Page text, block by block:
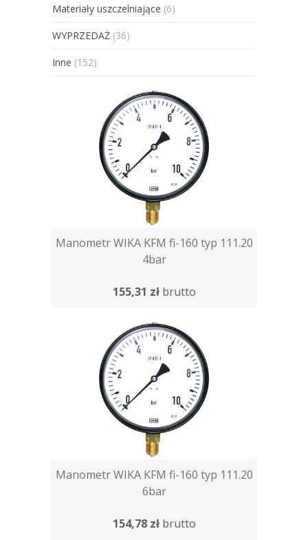
Materiały uszczelniające (6)
WYPRZEDAŻ (36)
Inne (152)
Manometr WIKA KFM fi-160 typ 111.20
4bar
155,31 zł brutto
Manometr WIKA KFM fi-160 typ 111.20
6bar
154,78 zł brutto